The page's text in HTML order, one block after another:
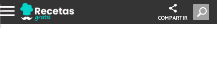
COMPARTIR